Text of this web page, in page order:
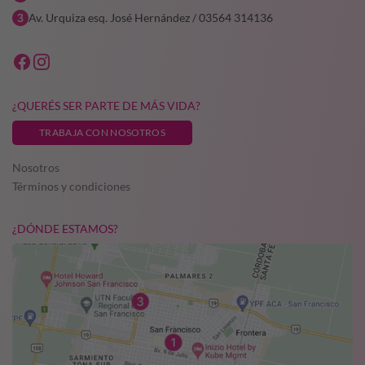
Av. Urquiza esq. José Hernández / 03564 314136
¿QUERÉS SER PARTE DE MÁS VIDA?
TRABAJA CON NOSOTROS
Nosotros
Términos y condiciones
¿DÓNDE ESTAMOS?